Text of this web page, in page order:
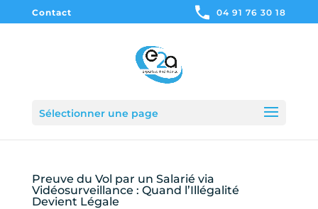
Contact 04 91 76 30 18
Sélectionner une page
Preuve du Vol par un Salarié via
Vidéosurveillance : Quand l’Illégalité
Devient Légale